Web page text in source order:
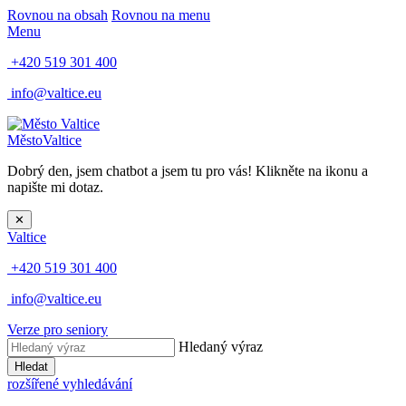
Rovnou na obsah Rovnou na menu
Menu
+420 519 301 400
info@valtice.eu
MěstoValtice
Dobrý den, jsem chatbot a jsem tu pro vás! Klikněte na ikonu a
napište mi dotaz.
✕
Valtice
+420 519 301 400
info@valtice.eu
Verze pro seniory
Hledaný výraz
Hledat
rozšířené vyhledávání